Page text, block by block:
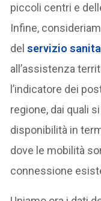
piccoli centri e
Infine,
delservizio
all’assistenza
l’indicatore dei
regione, dai quali
disponibilità in
dove le mobilità
connessione